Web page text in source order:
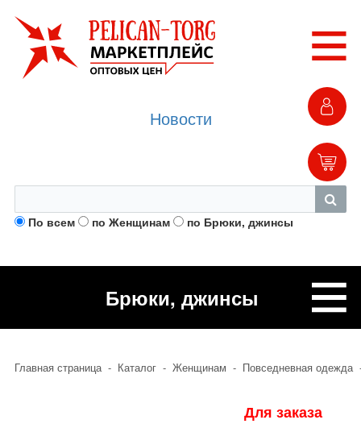
По всем по Женщинам по Брюки, джинсы
Новости
Брюки, джинсы
Главная страница - Каталог - Женщинам - Повседневная одежда
Для заказа